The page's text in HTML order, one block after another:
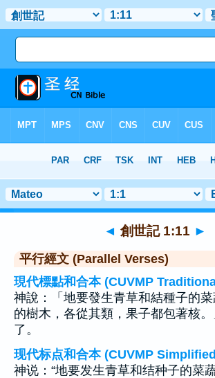
> 聖經金句 11
◄ 創世記 1:11 ►
平行經文 (Parallel Verses)
現代標點和合本 (CUVMP
神說：「地要發生青草和結種子的
的樹木，各從其類，果子都包著核
了。
现代标点和合本 (CUVMP
神说：“地要发生青草和结种子的菜